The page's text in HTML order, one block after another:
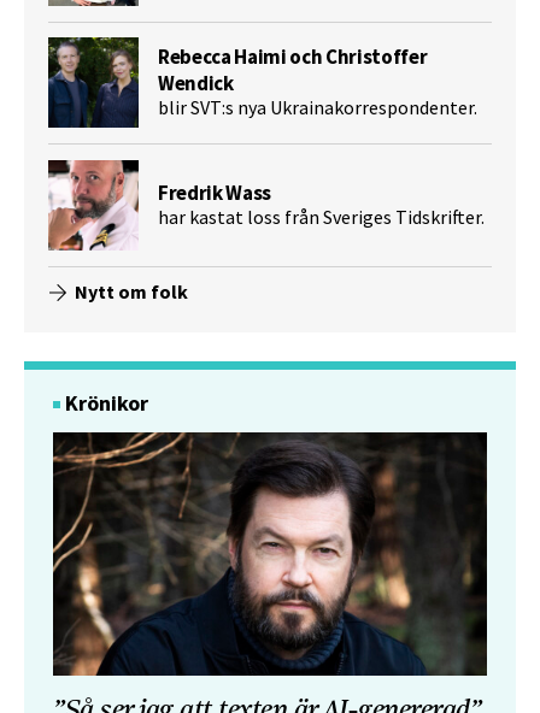
Rebecca Haimi och Christoffer
Wendick
blir SVT:s nya Ukrainakorrespondenter.
Fredrik Wass
har kastat loss från Sveriges Tidskrifter.
Nytt om folk
Krönikor